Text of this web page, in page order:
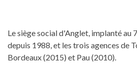
Le siège social d'Anglet, implanté au
depuis 1988, et les trois agences de
Bordeaux (2015) et Pau (2010).